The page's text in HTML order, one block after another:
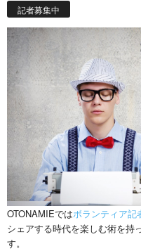
記者募集中
OTONAMIEではボランティア記
シェアする時代を楽しむ術を持
す。